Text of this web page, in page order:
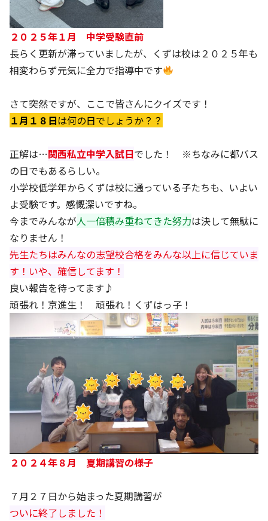
２０２５年１月 中学受験直前
長らく更新が滞っていましたが、くずは校は２０２５年も
相変わらず元気に全力で指導中です
さて突然ですが、ここで皆さんにクイズです！
１月１８日は何の日でしょうか？？
正解は…関西私立中学入試日でした！ ※ちなみに都バス
の日でもあるらしい。
小学校低学年からくずは校に通っている子たちも、いよい
よ受験です。感慨深いですね。
今までみんなが人一倍積み重ねてきた努力は決して無駄に
なりません！
先生たちはみんなの志望校合格をみんな以上に信じていま
す！いや、確信してます！
良い報告を待ってます♪
頑張れ！京進生！ 頑張れ！くずはっ子！
２０２４年８月 夏期講習の様子
７月２７日から始まった夏期講習が
ついに終了しました！